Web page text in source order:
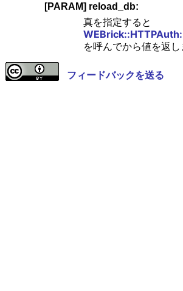
[PARAM] reload_db:
真を指定すると
を呼んでから値を返し
フィードバックを送る